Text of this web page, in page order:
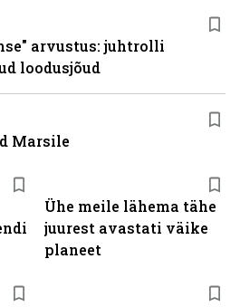
Ühe meile lähema tähe
juurest avastati väike
planeet
arvustus: juhtrolli
loodusjõud
Marsile